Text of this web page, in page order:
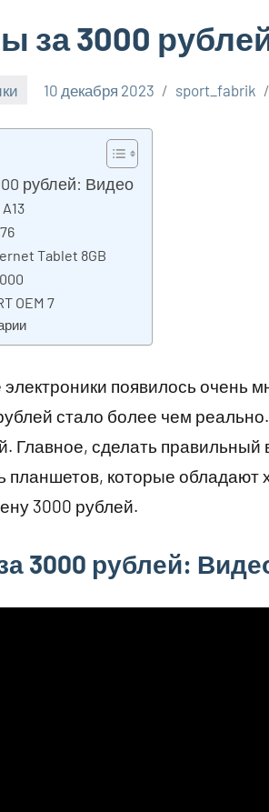
за 3000
10 декабря 2023 sport_fabrik
рублей: Видео
Tablet 8GB
OEM 7
появилось очень
стало более чем
Главное, сделать
планшетов, которые обладают
3000 рублей.
3000 рублей: